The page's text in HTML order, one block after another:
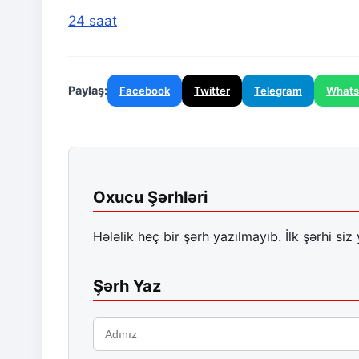
24 saat
Paylaş: Facebook Twitter Telegram
Oxucu Şərhləri
Hələlik heç bir şərh yazılmayıb. İlk şərhi siz
Şərh Yaz